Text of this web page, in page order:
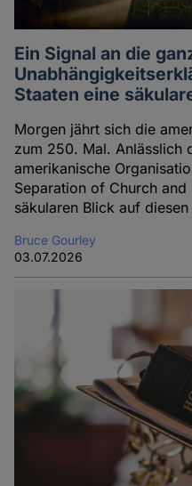
Ein Signal an die
Staaten eine
Morgen jährt sich die
zum 250. Mal. Anlässlich
amerikanische
Separation of Church
säkularen Blick auf
Bruce Gourley
03.07.2026